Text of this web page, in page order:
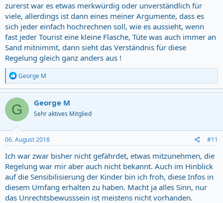
zurerst war es etwas merkwürdig oder unverständlich für
viele, allerdings ist dann eines meiner Argumente, dass es
sich jeder einfach hochrechnen soll, wie es aussieht, wenn
fast jeder Tourist eine kleine Flasche, Tüte was auch immer an
Sand mitnimmt, dann sieht das Verständnis für diese
Regelung gleich ganz anders aus !
R
e
a
c
t
i
o
n
s
:
George M
G George M
Sehr aktives Mitglied
06. August 2018 #11
Ich war zwar bisher nicht gefährdet, etwas mitzunehmen, die
Regelung war mir aber auch nicht bekannt. Auch im Hinblick
auf die Sensibilisierung der Kinder bin ich froh, diese Infos in
diesem Umfang erhalten zu haben. Macht ja alles Sinn, nur
das Unrechtsbewusssein ist meistens nicht vorhanden.